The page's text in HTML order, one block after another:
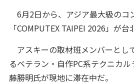
6月2日から、アジア最大級のコ
「COMPUTEX TAIPEI 2026」が台
アスキーの取材班メンバーとし
るベテラン・自作PC系テクニカ
藤勝明氏が現地に滞在中だ。